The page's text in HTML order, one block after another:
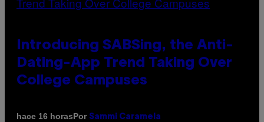
Introducing SABSing, the Anti-
Dating-App Trend Taking Over
College Campuses
hace 16 horasPor Sammi Caramela